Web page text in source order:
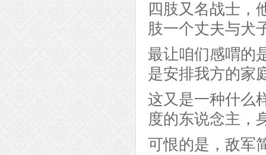
四肢又名战士，
肢一个丈夫与犬
最让咱们感喟的
是安排我方的家
这又是一种什么
度的东说念主，
可恨的是，敌军